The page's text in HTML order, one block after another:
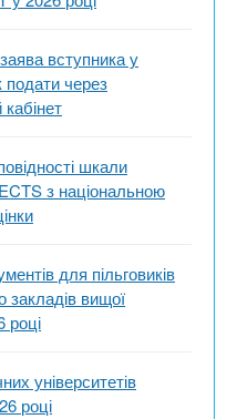
вступника у
подати через
шкали
з національною
для пільговиків
закладів вищої
році
університетів
році